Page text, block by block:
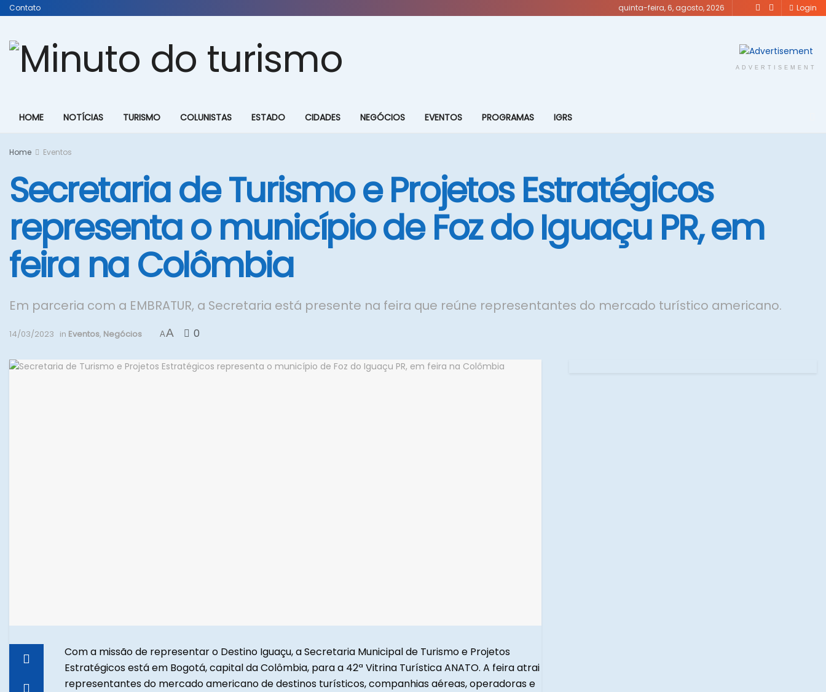
Contato quinta-feira, 6, agosto, 2026 Login
ADVERTISEMENT
HOME NOTÍCIAS TURISMO COLUNISTAS ESTADO CIDADES NEGÓCIOS EVENTOS PROGRAMAS IGRS
Home Eventos
Secretaria de Turismo e Projetos Estratégicos
representa o município de Foz do Iguaçu PR, em
feira na Colômbia
Em parceria com a EMBRATUR, a Secretaria está presente na feira que reúne representantes do mercado turístico americano.
14/03/2023 in Eventos, Negócios AA 0
Com a missão de representar o Destino Iguaçu, a Secretaria Municipal de Turismo e Projetos
Estratégicos está em Bogotá, capital da Colômbia, para a 42ª Vitrina Turística ANATO. A feira atrai
representantes do mercado americano de destinos turísticos, companhias aéreas, operadoras e